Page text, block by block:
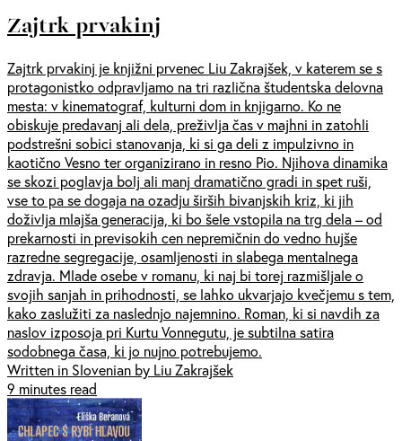
Zajtrk prvakinj
Zajtrk prvakinj je knjižni prvenec Liu Zakrajšek, v katerem se s
protagonistko odpravljamo na tri različna študentska delovna
mesta: v kinematograf, kulturni dom in knjigarno. Ko ne
obiskuje predavanj ali dela, preživlja čas v majhni in zatohli
podstrešni sobici stanovanja, ki si ga deli z impulzivno in
kaotično Vesno ter organizirano in resno Pio. Njihova dinamika
se skozi poglavja bolj ali manj dramatično gradi in spet ruši,
vse to pa se dogaja na ozadju širših bivanjskih kriz, ki jih
doživlja mlajša generacija, ki bo šele vstopila na trg dela – od
prekarnosti in previsokih cen nepremičnin do vedno hujše
razredne segregacije, osamljenosti in slabega mentalnega
zdravja. Mlade osebe v romanu, ki naj bi torej razmišljale o
svojih sanjah in prihodnosti, se lahko ukvarjajo kvečjemu s tem,
kako zaslužiti za naslednjo najemnino. Roman, ki si navdih za
naslov izposoja pri Kurtu Vonnegutu, je subtilna satira
sodobnega časa, ki jo nujno potrebujemo.
Written in Slovenian by Liu Zakrajšek
9 minutes read